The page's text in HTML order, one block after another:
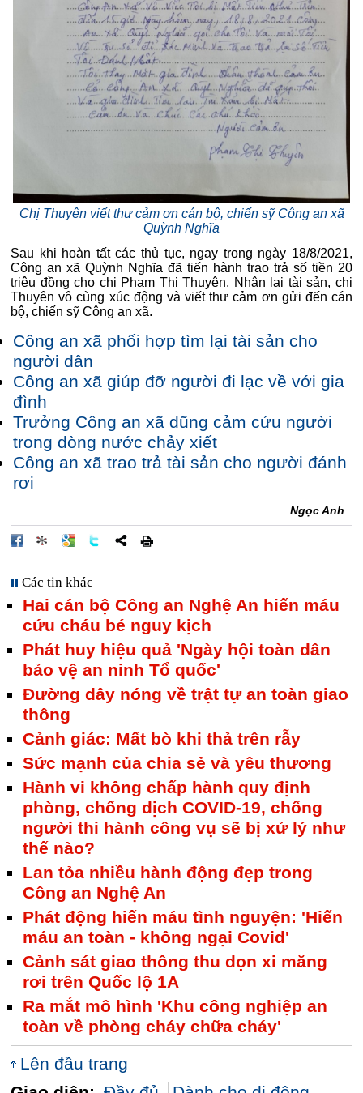
Chị Thuyên viết thư cảm ơn cán bộ, chiến sỹ Công an xã
Quỳnh Nghĩa
Sau khi hoàn tất các thủ tục, ngay trong ngày 18/8/2021,
Công an xã Quỳnh Nghĩa đã tiến hành trao trả số tiền 20
triệu đồng cho chị Phạm Thị Thuyên. Nhận lại tài sản, chị
Thuyên vô cùng xúc động và viết thư cảm ơn gửi đến cán
bộ, chiến sỹ Công an xã.
Công an xã phối hợp tìm lại tài sản cho
người dân
Công an xã giúp đỡ người đi lạc về với gia
đình
Trưởng Công an xã dũng cảm cứu người
trong dòng nước chảy xiết
Công an xã trao trả tài sản cho người đánh
rơi
Ngọc Anh
Các tin khác
Hai cán bộ Công an Nghệ An hiến máu
cứu cháu bé nguy kịch
Phát huy hiệu quả 'Ngày hội toàn dân
bảo vệ an ninh Tổ quốc'
Đường dây nóng về trật tự an toàn giao
thông
Cảnh giác: Mất bò khi thả trên rẫy
Sức mạnh của chia sẻ và yêu thương
Hành vi không chấp hành quy định
phòng, chống dịch COVID-19, chống
người thi hành công vụ sẽ bị xử lý như
thế nào?
Lan tỏa nhiều hành động đẹp trong
Công an Nghệ An
Phát động hiến máu tình nguyện: 'Hiến
máu an toàn - không ngại Covid'
Cảnh sát giao thông thu dọn xi măng
rơi trên Quốc lộ 1A
Ra mắt mô hình 'Khu công nghiệp an
toàn về phòng cháy chữa cháy'
Lên đầu trang